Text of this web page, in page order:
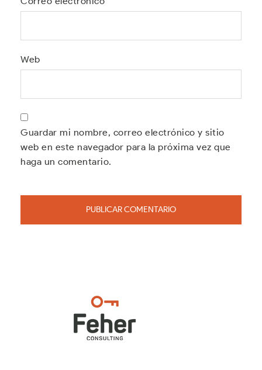
Web
Guardar mi nombre, correo electrónico y sitio
web en este navegador para la próxima vez que
haga un comentario.